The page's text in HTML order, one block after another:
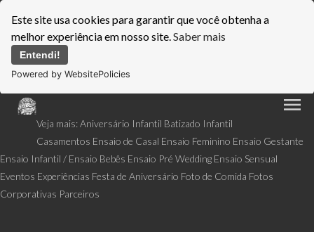
Este site usa cookies para garantir que você obtenha a
melhor experiência em nosso site.Saber mais
Entendi!
Powered by WebsitePolicies
menu
Veja mais:Aniversário Infantil Batizado Infantil
Casamentos Ensaio de Casal Ensaio Feminino Ensaio Gestante
Ensaio Infantil / Ensaio Bebês Ensaio Pré Wedding Ensaio Sensual
Eventos Experiências Festa de Aniversário Foto de Comida Fotos
Corporativas Parceiros